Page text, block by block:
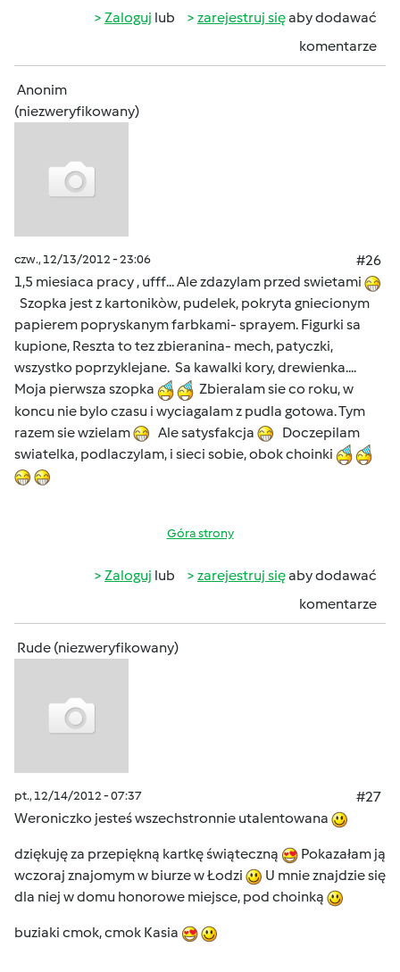
Zaloguj lub zarejestruj sięaby dodawać
komentarze
Anonim
(niezweryfikowany)
czw., 12/13/2012 - 23:06
#26
1,5 miesiaca pracy , ufff... Ale zdazylam przed swietami
Szopka jest z kartonikòw, pudelek, pokryta gniecionym
papierem popryskanym farbkami- sprayem. Figurki sa
kupione, Reszta to tez zbieranina- mech, patyczki,
wszystko poprzyklejane. Sa kawalki kory, drewienka....
Moja pierwsza szopka
Zbieralam sie co roku, w
koncu nie bylo czasu i wyciagalam z pudla gotowa. Tym
razem sie wzielam
Ale satysfakcja
Doczepilam
swiatelka, podlaczylam, i sieci sobie, obok choinki
Góra strony
Zaloguj lub zarejestruj sięaby dodawać
komentarze
Rude (niezweryfikowany)
pt., 12/14/2012 - 07:37
#27
Weroniczko jesteś wszechstronnie utalentowana
dziękuję za przepiękną kartkę świąteczną
Pokazałam ją
wczoraj znajomym w biurze w Łodzi
U mnie znajdzie się
dla niej w domu honorowe miejsce, pod choinką
buziaki cmok, cmok Kasia